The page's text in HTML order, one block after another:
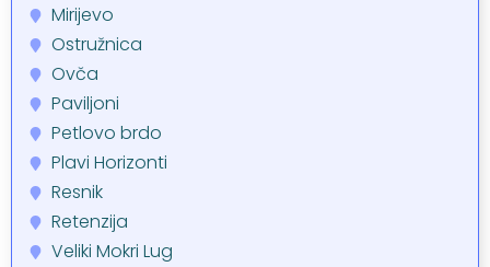
Mirijevo
Ostružnica
Ovča
Paviljoni
Petlovo brdo
Plavi Horizonti
Resnik
Retenzija
Veliki Mokri Lug